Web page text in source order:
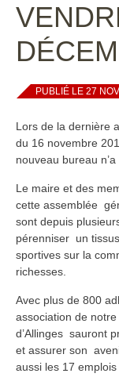
PUBLIÉ LE 27
Lors de la dernière
du 16 novembre
nouveau bureau
Le maire et des
cette assemblée
sont depuis
pérenniser un
sportives sur la
richesses.
Avec plus de 800
association de
d’Allinges sauront
et assurer son
aussi les 17 emplois